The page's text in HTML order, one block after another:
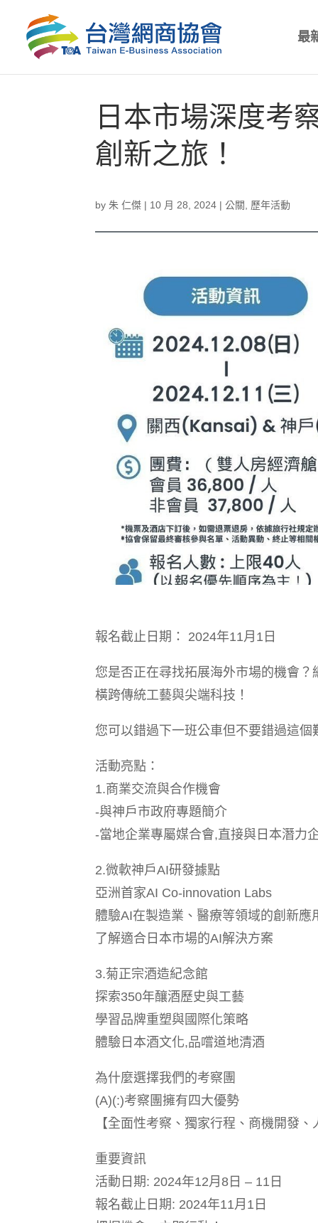
最
日本市場深度考
創新之旅！
by朱 仁傑 | 10 月 28, 2024 |公關 歷年活動
報名截止日期： 2024年11月1日
您是否正在尋找拓展海外市場的機會
橫跨傳統工藝與尖端科技！
您可以錯過下一班公車但不要錯過這個
活動亮點：
1.商業交流與合作機會
-與神戶市政府專題簡介
-當地企業專屬媒合會,直接與日本潛力
2.微軟神戶AI研發據點
亞洲首家AI Co-innovation Labs
體驗AI在製造業、醫療等領域的創新應
了解適合日本市場的AI解決方案
3.菊正宗酒造紀念館
探索350年釀酒歷史與工藝
學習品牌重塑與國際化策略
體驗日本酒文化,品嚐道地清酒
為什麼選擇我們的考察團
(A)(:)考察團擁有四大優勢
【全面性考察、獨家行程、商機開發、
重要資訊
活動日期: 2024年12月8日 – 11日
報名截止日期: 2024年11月1日